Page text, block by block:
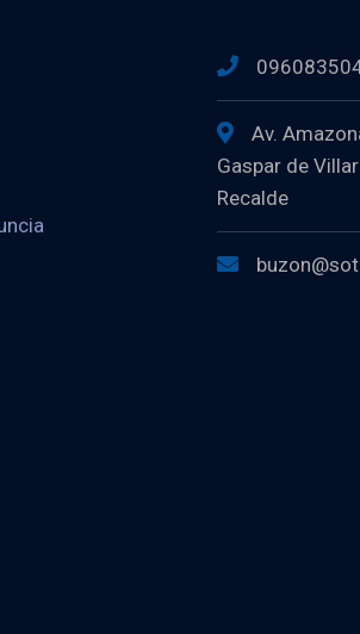
Av.
Gaspar de
Recalde